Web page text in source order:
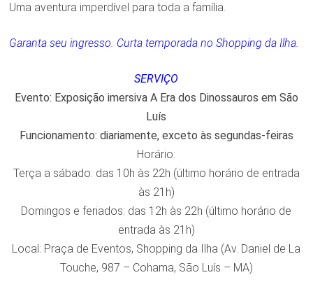
Uma aventura imperdível para toda a família.
Garanta seu ingresso. Curta temporada no Shopping da Ilha.
SERVIÇO
Evento: Exposição imersiva A Era dos Dinossauros em São
Luís
Funcionamento: diariamente, exceto às segundas-feiras
Horário:
Terça a sábado: das 10h às 22h (último horário de entrada
às 21h)
Domingos e feriados: das 12h às 22h (último horário de
entrada às 21h)
Local: Praça de Eventos, Shopping da Ilha (Av. Daniel de La
Touche, 987 – Cohama, São Luís – MA)